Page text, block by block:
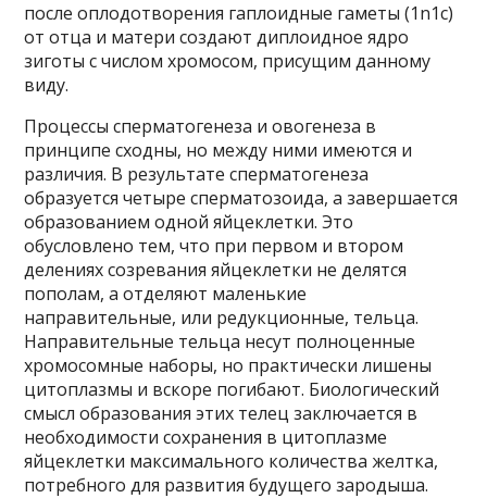
после оплодотворения гаплоидные гаметы (1n1с)
от отца и матери создают диплоидное ядро
зиготы с числом хромосом, присущим данному
виду.
Процессы сперматогенеза и овогенеза в
принципе сходны, но между ними имеются и
различия. В результате сперматогенеза
образуется четыре сперматозоида, а завершается
образованием одной яйцеклетки. Это
обусловлено тем, что при первом и втором
делениях созревания яйцеклетки не делятся
пополам, а отделяют маленькие
направительные, или редукционные, тельца.
Направительные тельца несут полноценные
хромосомные наборы, но практически лишены
цитоплазмы и вскоре погибают. Биологический
смысл образования этих телец заключается в
необходимости сохранения в цитоплазме
яйцеклетки максимального количества желтка,
потребного для развития будущего зародыша.